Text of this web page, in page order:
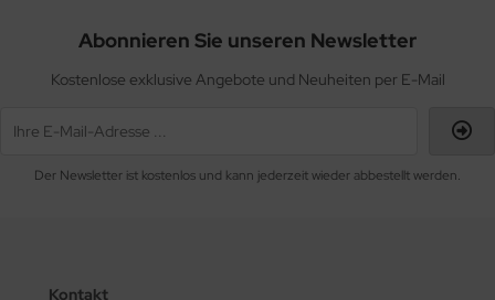
Abonnieren Sie unseren Newsletter
Kostenlose exklusive Angebote und Neuheiten per E-Mail
Der Newsletter ist kostenlos und kann jederzeit wieder abbestellt werden.
Kontakt